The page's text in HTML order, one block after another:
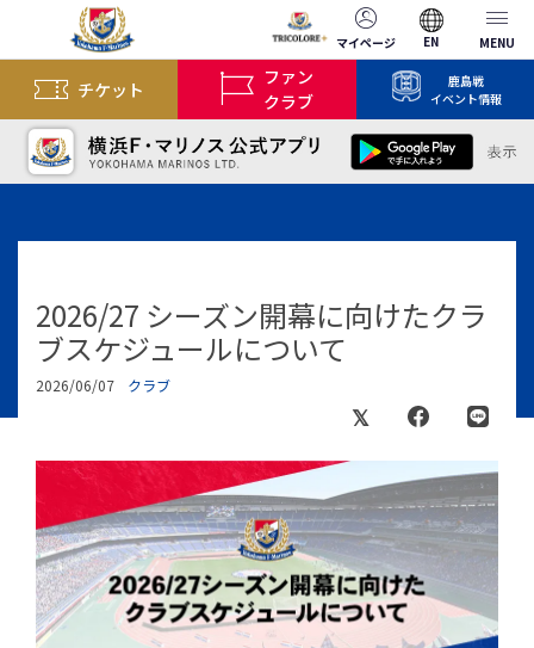
マイページ EN MENU
チケット
ファン
クラブ
鹿島戦
イベント情報
2026/27 シーズン開幕に向けたクラ
ブスケジュールについて
2026/06/07 クラブ